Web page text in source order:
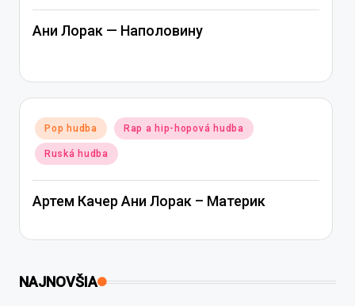
Ани Лорак — Наполовину
Posted
in
Pop hudba Rap a hip-hopová hudba
Ruská hudba
Артем Качер Ани Лорак – Материк
NAJNOVŠIA